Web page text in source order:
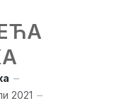
2021